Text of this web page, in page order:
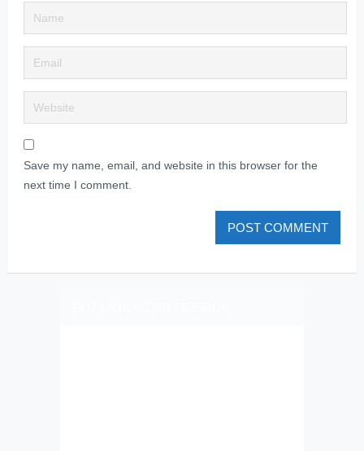
Save my name, email, and website in this browser for the
next time I comment.